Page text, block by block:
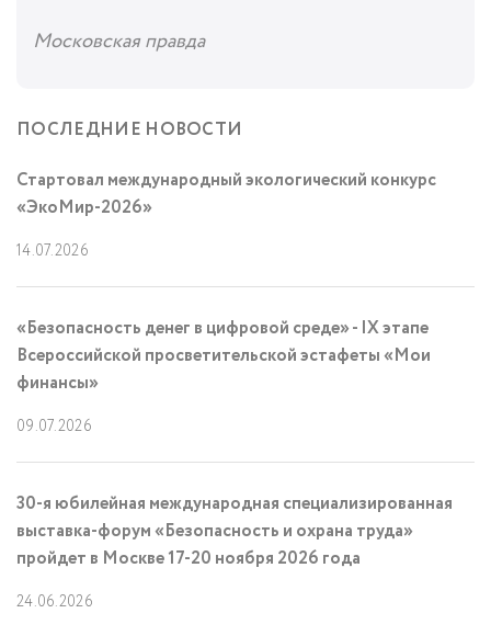
Московская правда
ПОСЛЕДНИЕ НОВОСТИ
Стартовал международный экологический конкурс
«ЭкоМир-2026»
14.07.2026
«Безопасность денег в цифровой среде» - IX этапе
Всероссийской просветительской эстафеты «Мои
финансы»
09.07.2026
30-я юбилейная международная специализированная
выставка-форум «Безопасность и охрана труда»
пройдет в Москве 17-20 ноября 2026 года
24.06.2026